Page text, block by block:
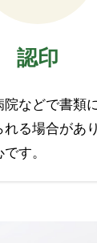
認印
院などで書類
る場合があ
す。